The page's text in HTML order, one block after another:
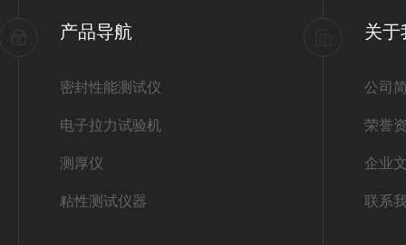
产品导航
密封性能测试仪
电子拉力试验机
测厚仪
粘性测试仪器
关于
公司
荣誉
企业
联系